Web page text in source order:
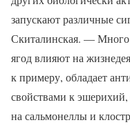
запускают различные
Скиталинская. —
ягод влияют на
к примеру, обладает
свойствами к эшерихий,
на сальмонеллы и